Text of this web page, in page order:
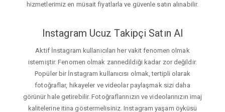
hizmetlerimiz en müsait fiyatlarla ve güvenle satın alınabilir.
Instagram Ucuz Takipçi Satın Al
Aktif İnstagram kullanıcıları her vakit fenomen olmak
istemiştir. Fenomen olmak zannedildiği kadar zor değildir.
Popüler bir İnstagram kullanıcısı olmak, tertipli olarak
fotoğraflar, hikayeler ve videolar paylaşmak sizi daha
görünür hale getirebilir. Fotoğraflarınızın ve videolarınızın imaj
kalitelerine itina göstermelisiniz. Instagram yaşam öyküsü